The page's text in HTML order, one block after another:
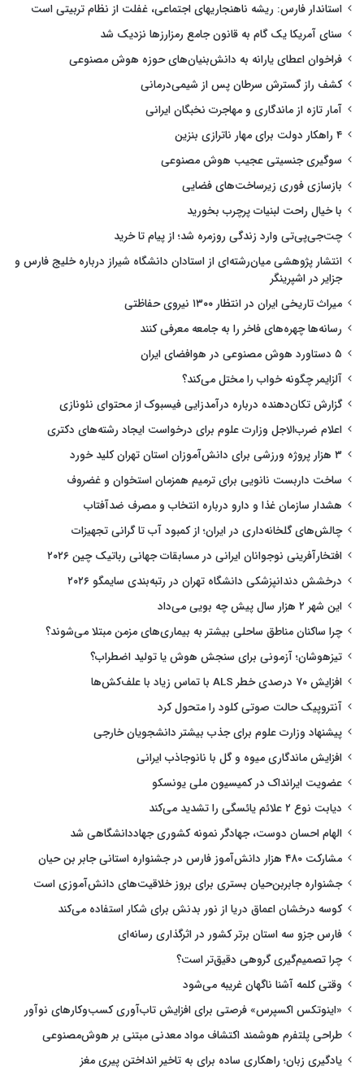
استاندار فارس: ریشه ناهنجاریهای اجتماعی، غفلت از نظام تربیتی است
سنای آمریکا یک گام به قانون جامع رمزارزها نزدیک شد
فراخوان اعطای یارانه به دانش‌بنیان‌های حوزه هوش مصنوعی
کشف راز گسترش سرطان پس از شیمی‌درمانی
آمار تازه از ماندگاری و مهاجرت نخبگان ایرانی
۴ راهکار دولت برای مهار ناترازی بنزین
سوگیری جنسیتی عجیب هوش مصنوعی
بازسازی فوری زیرساخت‌های فضایی
با خیال راحت لبنیات پرچرب بخورید
چت‌جی‌پی‌تی وارد زندگی روزمره شد؛ از پیام تا خرید
انتشار پژوهشی میان‌رشته‌ای از استادان دانشگاه شیراز درباره خلیج فارس و
جزایر در اشپرینگر
میراث تاریخی ایران در انتظار ۱۳۰۰ نیروی حفاظتی
رسانه‌ها چهره‌های فاخر را به جامعه معرفی کنند
۵ دستاورد هوش مصنوعی در هوافضای ایران
آلزایمر چگونه خواب را مختل می‌کند؟
گزارش تکان‌دهنده درباره درآمدزایی فیسبوک از محتوای نئونازی
اعلام ضرب‌الاجل وزارت علوم برای درخواست ایجاد رشته‌های دکتری
۳ هزار پروژه ورزشی برای دانش‌آموزان استان تهران کلید خورد
ساخت داربست نانویی برای ترمیم همزمان استخوان و غضروف
هشدار سازمان غذا و دارو درباره انتخاب و مصرف ضدآفتاب
چالش‌های گلخانه‌داری در ایران؛ از کمبود آب تا گرانی تجهیزات
افتخارآفرینی نوجوانان ایرانی در مسابقات جهانی رباتیک چین ۲۰۲۶
درخشش دندانپزشکی دانشگاه تهران در رتبه‌بندی سایمگو ۲۰۲۶
این شهر ۲ هزار سال پیش چه بویی می‌داد
چرا ساکنان مناطق ساحلی بیشتر به بیماری‌های مزمن مبتلا می‌شوند؟
تیزهوشان؛ آزمونی برای سنجش هوش یا تولید اضطراب؟
افزایش ۷۰ درصدی خطر ALS با تماس زیاد با علف‌کش‌ها
آنتروپیک حالت صوتی کلود را متحول کرد
پیشنهاد وزارت علوم برای جذب بیشتر دانشجویان خارجی
افزایش ماندگاری میوه و گل با نانوجاذب ایرانی
عضویت ایرانداک در کمیسیون ملی یونسکو
دیابت نوع ۲ علائم یائسگی را تشدید می‌کند
الهام احسان دوست، جهادگر نمونه کشوری جهاددانشگاهی شد
مشارکت ۴۸۰ هزار دانش‌آموز فارس در جشنواره استانی جابر بن حیان
جشنواره جابربن‌حیان بستری برای بروز خلاقیت‌های دانش‌آموزی است
کوسه درخشان اعماق دریا از نور بدنش برای شکار استفاده می‌کند
فارس جزو سه استان برتر کشور در اثرگذاری رسانه‌ای
چرا تصمیم‌گیری گروهی دقیق‌تر است؟
وقتی کلمه آشنا ناگهان غریبه می‌شود
«اینوتکس اکسپرس» فرصتی برای افزایش تاب‌آوری کسب‌وکارهای نوآور
طراحی پلتفرم هوشمند اکتشاف مواد معدنی مبتنی بر هوش‌مصنوعی
یادگیری زبان؛ راهکاری ساده برای به تاخیر انداختن پیری مغز